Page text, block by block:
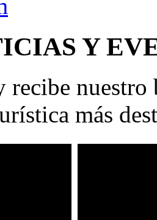
Y
recibe nuestro
más